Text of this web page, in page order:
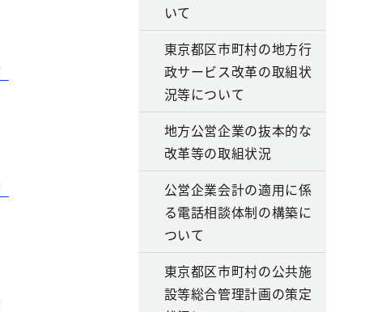
いて
東京都区市町村の地方行
政サービス改革の取組状
況等について
地方公営企業の抜本的な
改革等の取組状況
公営企業会計の適用に係
る電話相談体制の構築に
ついて
東京都区市町村の公共施
設等総合管理計画の策定